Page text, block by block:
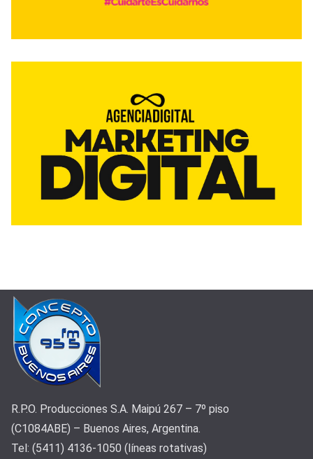
R.P.O. Producciones S.A. Maipú 267 – 7º piso
(C1084ABE) – Buenos Aires, Argentina.
Tel: (5411) 4136-1050 (líneas rotativas)